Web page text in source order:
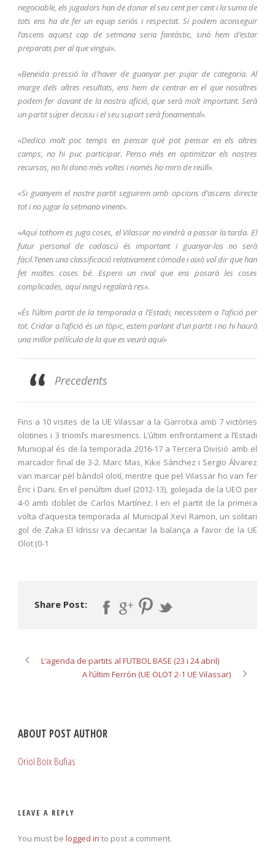
negociable, els jugadors han de donar el seu cent per cent i la suma de
tots ens ha de fer un equip seriós i respectat. Si podem aconseguir
l’ascens aquest cap de setmana seria fantàstic, sinó hem d’estar
preparats per al que vingui».
«Beneïda pressió la d’haver de guanyar per pujar de categoria. Al
marge dels altres resultats, ens hem de centrar en el que nosaltres
podem fer davant de la nostra afició, que serà molt important. Serà
un partit súper decisiu i el seu suport serà fonamental».
«Dedico molt poc temps en pensar què pot pensar en els altres
camps, no hi puc participar. Penso més en optimitzar els nostres
recursos, no hi dono més voltes i només ho miro de reüll».
«Si guanyem el nostre partit seguirem amb opcions d’ascens directe
tot i no jugar la setmana vinent».
«Aquí tothom es juga coses, el Vilassar no vindrà a passar la tarda. El
futur personal de cadascú és important i guanyar-los no serà
fàcil.Tenen una classificació relativament còmode i això vol dir que han
fet moltes coses bé. Espero un rival que ens posarà les coses
complicades, aquí ningú regalarà res».
«És l’últim partit de la temporada a l’Estadi, necessitem a l’afició per
tot. Cridar a l’afició és un tòpic, estem parlant d’un partit i no hi haurà
una millor pel·lícula de la que es veurà aquí»
Precedents
Fins a 10 visites de la UE Vilassar a la Garrotxa amb 7 victòries
olotines i 3 triomfs maresmencs. L’últim enfrontament a l’Estadi
Municipal és de la temporada 2016-17 a Tercera Divisió amb el
marcador final de 3-2. Marc Mas, Kike Sánchez i Sergio Álvarez
van marcar pel bàndol olotí, mentre que pel Vilassar ho van fer
Èric i Dani. En el penúltim duel (2012-13), golejada de la UEO per
4-0 amb doblet de Carlos Martínez. I en el partit de la primera
volta d’aquesta temporada al Municipal Xevi Ramon, un solitari
gol de Zaka El Idrissi va decantar la balança a favor de la UE
Olot (0-1
Share Post:
L’agenda de partits al FUTBOL BASE (23 i 24 abril)
A l’últim Ferrón (UE OLOT 2-1 UE Vilassar)
ABOUT POST AUTHOR
Oriol Boix Bufias
LEAVE A REPLY
You must be logged in to post a comment.